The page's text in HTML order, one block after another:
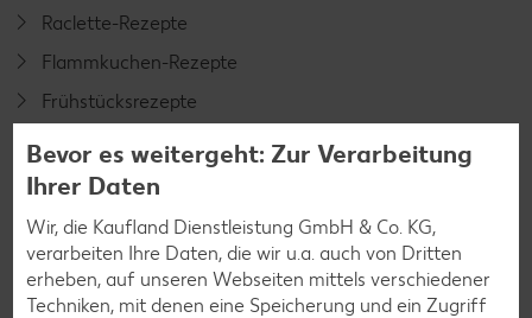
Raclette-Rezepte
Flammkuchen-Rezepte
Frühstücksrezepte
Salat-Rezepte
Spargel-Rezepte
Fleisch-Rezepte
Fisch-Rezepte
Bevor es weitergeht: Zur Verarbeitung
Ihrer Daten
Wir, die Kaufland Dienstleistung GmbH & Co. KG,
verarbeiten Ihre Daten, die wir u.a. auch von Dritten
erheben, auf unseren Webseiten mittels verschiedener
Techniken, mit denen eine Speicherung und ein Zugriff